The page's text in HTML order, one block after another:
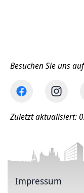
Besuchen Sie uns auf
Zuletzt aktualisiert:
Impressum